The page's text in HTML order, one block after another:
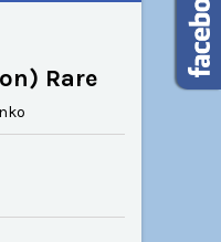
Rare